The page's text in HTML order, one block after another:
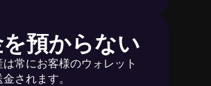
預からない
常にお客様のウォレット
されます。